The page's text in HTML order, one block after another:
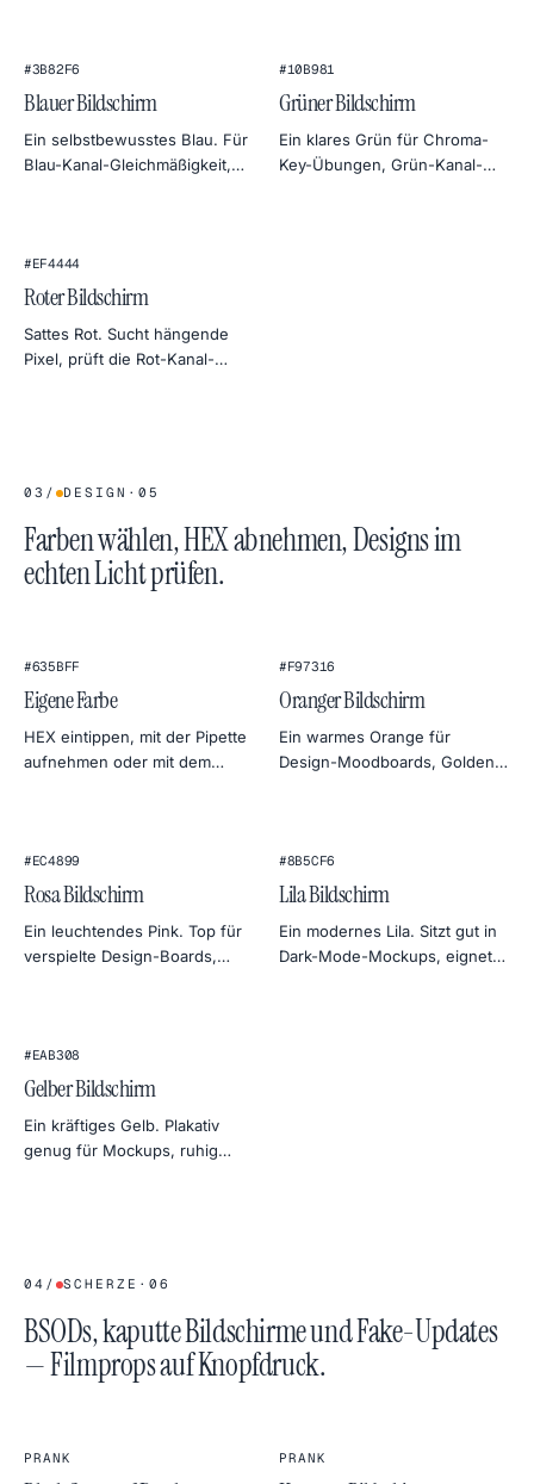
#3B82F6
Blauer Bildschirm
Ein selbstbewusstes Blau. Für
Blau-Kanal-Gleichmäßigkeit,
Fotografie.
#10B981
Grüner Bildschirm
Ein klares Grün für Chroma-
Key-Übungen, Grün-Kanal-
#EF4444
Roter Bildschirm
Sattes Rot. Sucht hängende
Pixel, prüft die Rot-Kanal-
03 / DESIGN · 05
Farben wählen, HEX abnehmen, Designs im
echten Licht prüfen.
#635BFF
Eigene Farbe
HEX eintippen, mit der Pipette
aufnehmen oder mit dem
#F97316
Oranger Bildschirm
Ein warmes Orange für
Design-Moodboards, Golden-
#EC4899
Rosa Bildschirm
Ein leuchtendes Pink. Top für
verspielte Design-Boards,
#8B5CF6
Lila Bildschirm
Ein modernes Lila. Sitzt gut in
Dark-Mode-Mockups, eignet
#EAB308
Gelber Bildschirm
Ein kräftiges Gelb. Plakativ
genug für Mockups, ruhig
04 / SCHERZE · 06
BSODs, kaputte Bildschirme und Fake-Updates
— Filmprops auf Knopfdruck.
PRANK PRANK